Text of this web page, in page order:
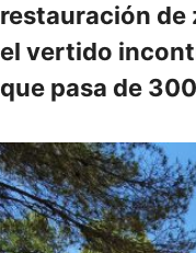
restauración de
el vertido
que pasa de